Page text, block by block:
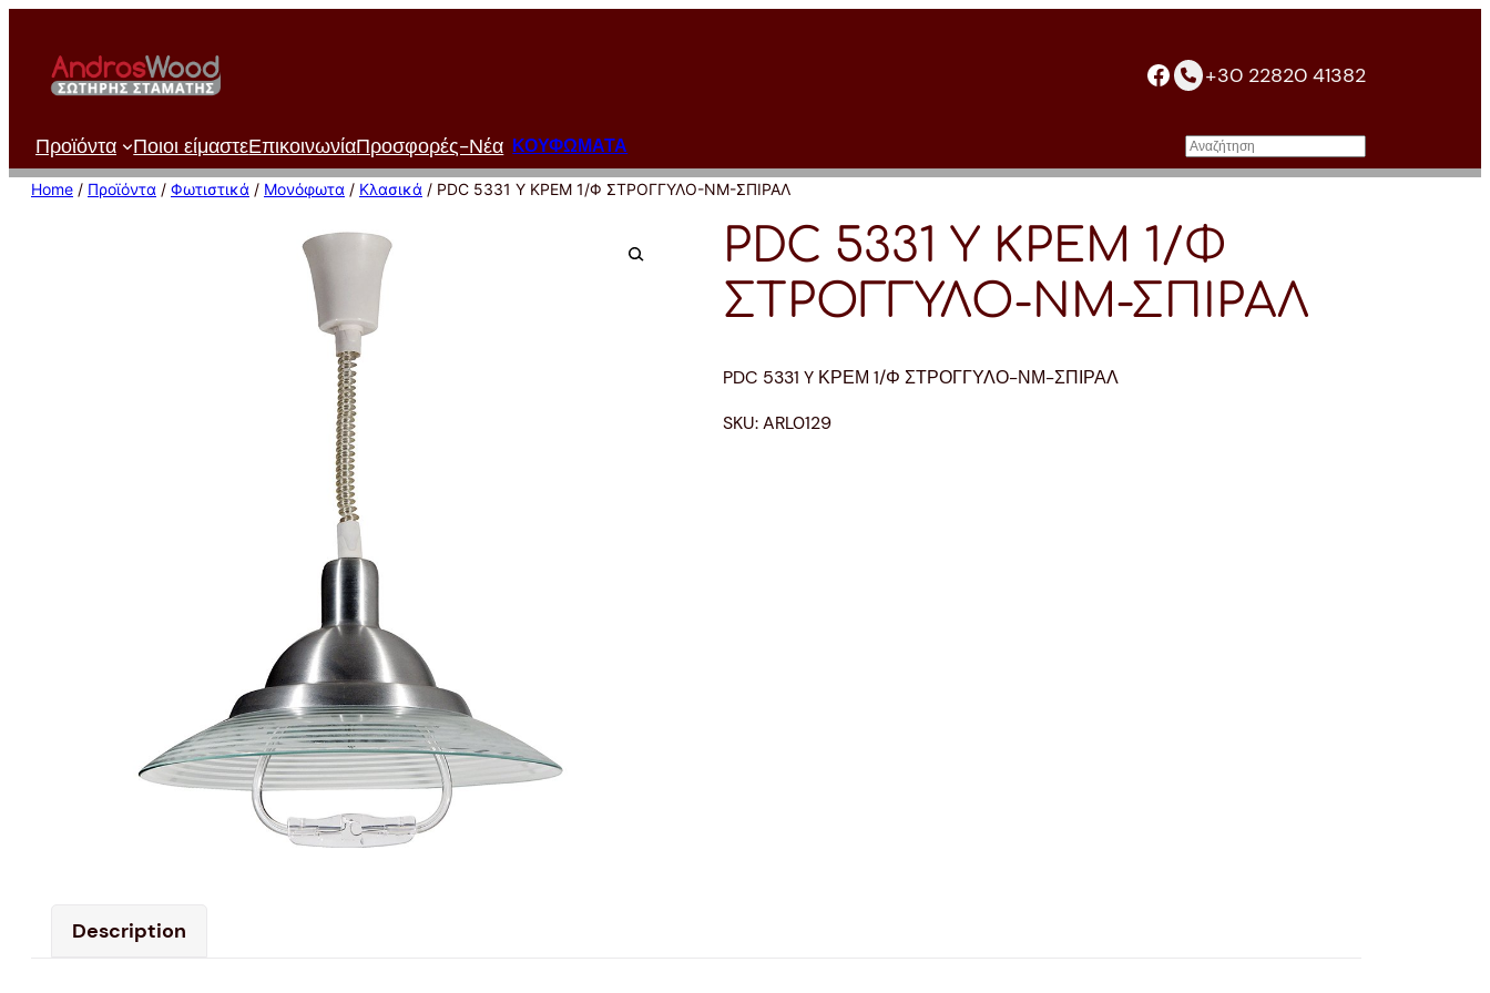
περιεχόμενο
facebook+30 22820 41382
Προϊόντα Ποιοι είμαστεΕπικοινωνίαΠροσφορές-Νέα ΚΟΥΦΩΜΑΤΑ Αναζήτηση
Home / Προϊόντα / Φωτιστικά / Μονόφωτα / Κλασικά / PDC 5331 Y ΚΡΕΜ 1/Φ ΣΤΡΟΓΓΥΛΟ-ΝΜ-ΣΠΙΡΑΛ
PDC 5331 Y ΚΡΕΜ 1/Φ
ΣΤΡΟΓΓΥΛΟ-ΝΜ-ΣΠΙΡΑΛ
PDC 5331 Y ΚΡΕΜ 1/Φ ΣΤΡΟΓΓΥΛΟ-ΝΜ-ΣΠΙΡΑΛ
SKU:ARL0129
Description